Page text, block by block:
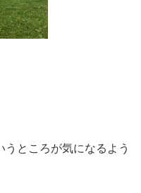
ところが気になるよう